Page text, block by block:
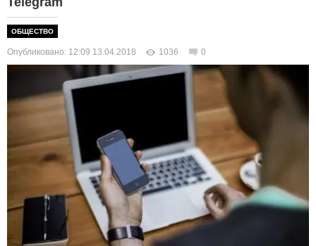
ПОЛИТИКА
ЭКОНОМИКА
ОБЩЕСТВО
КУЛЬТУРА
НАУКА
ОБЩЕСТВО
Опубликовано: 12:09 13.04.2018 1036 0